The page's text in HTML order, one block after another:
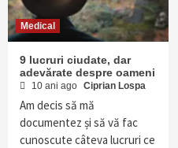
Medical
9 lucruri ciudate, dar
adevărate despre oameni
10 ani ago Ciprian Lospa
Am decis să mă
documentez și să vă fac
cunoscute câteva lucruri ce